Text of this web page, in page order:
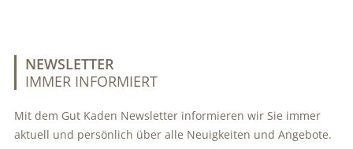
NEWSLETTER
IMMER INFORMIERT
Mit dem Gut Kaden Newsletter informieren wir Sie immer
aktuell und persönlich über alle Neuigkeiten und Angebote.